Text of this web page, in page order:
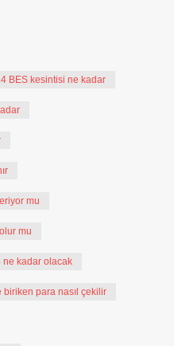
BES kesintisi ne kadar
mu
mu
ne kadar olacak
biriken para nasıl çekilir